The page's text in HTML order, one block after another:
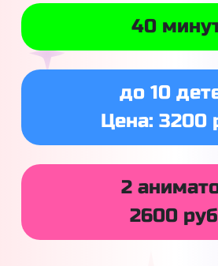
40
до 10
Цена: 3200
2
2600